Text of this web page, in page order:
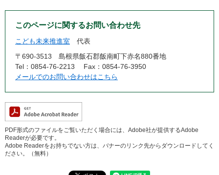
このページに関するお問い合わせ先
こども未来推進室
代表
〒690-3513
島根県飯石郡飯南町下赤名880番地
Tel：0854-76-2213
Fax：0854-76-3950
メールでのお問い合わせはこちら
PDF形式のファイルをご覧いただく場合には、Adobe社が提供するAdobe
Readerが必要です。
Adobe Readerをお持ちでない方は、バナーのリンク先からダウンロードしてく
ださい。（無料）